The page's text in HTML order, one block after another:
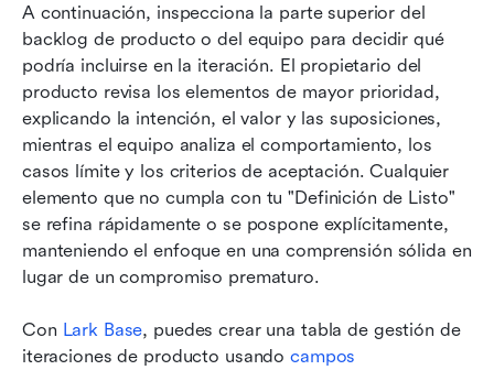
A continuación, inspecciona la parte superior del
backlog de producto o del equipo para decidir qué
podría incluirse en la iteración. El propietario del
producto revisa los elementos de mayor prioridad,
explicando la intención, el valor y las suposiciones,
mientras el equipo analiza el comportamiento, los
casos límite y los criterios de aceptación. Cualquier
elemento que no cumpla con tu "Definición de Listo"
se refina rápidamente o se pospone explícitamente,
manteniendo el enfoque en una comprensión sólida en
lugar de un compromiso prematuro.
Con Lark Base, puedes crear una tabla de gestión de
iteraciones de producto usando campos